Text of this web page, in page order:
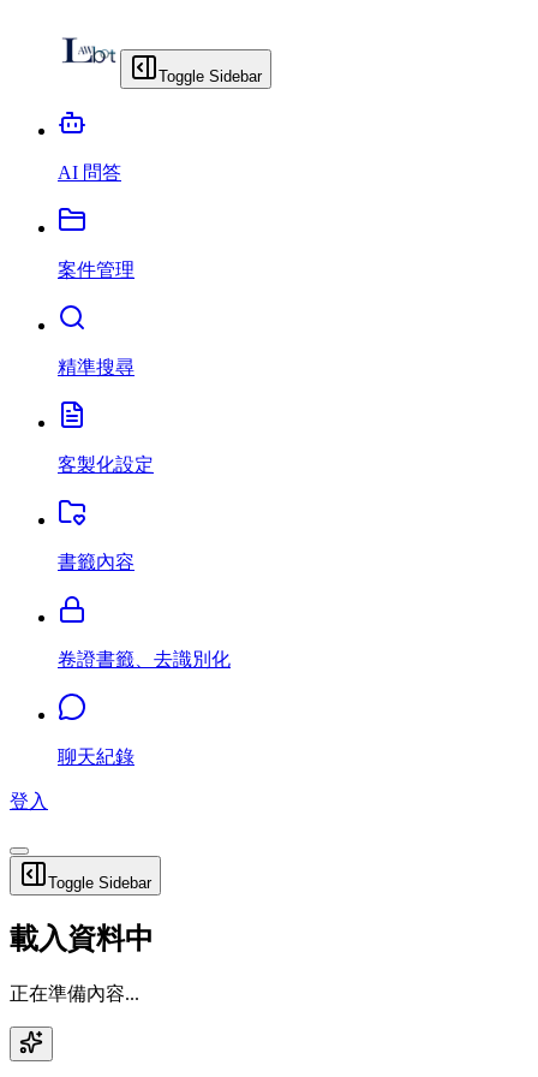
Toggle Sidebar
AI 問答
案件管理
精準搜尋
客製化設定
書籤內容
卷證書籤、去識別化
聊天紀錄
登入
Toggle Sidebar
載入資料中
正在準備內容...